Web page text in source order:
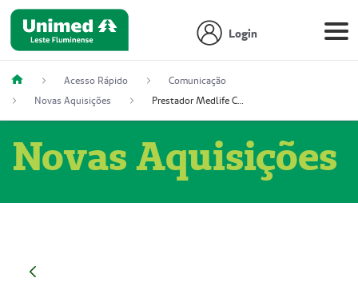
Login
Acesso Rápido
Comunicação
Novas Aquisições
Prestador Medlife Consultas e Diagnósticos (51004334-2)
Novas Aquisições